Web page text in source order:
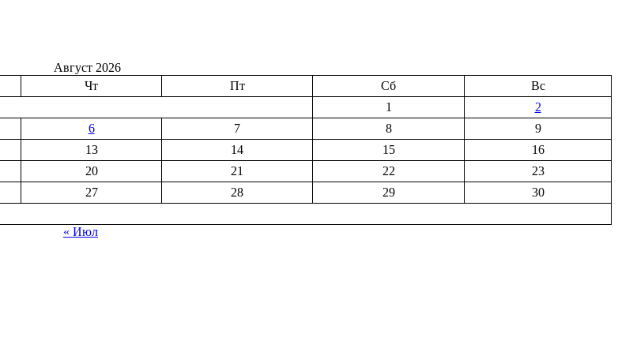
Август 2026
Чт Пт Сб
Вс
1
2
6 7 8
9
13 14 15
16
20 21 22
23
27 28 29
30
« Июл